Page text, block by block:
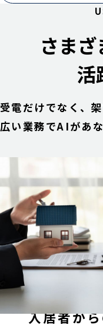
さま
活
受電だけでなく、
広い業務でAIがあ
入居者か